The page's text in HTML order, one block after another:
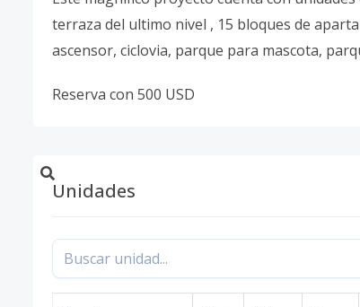
terraza del ultimo nivel , 15 bloques de
ascensor, ciclovia, parque para mascota,
Reserva con 500 USD
Unidades